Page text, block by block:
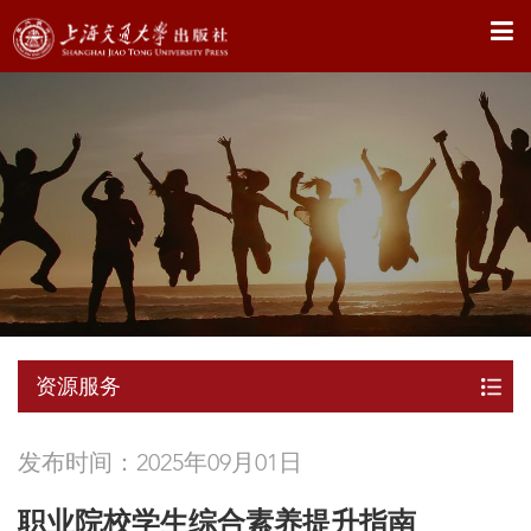
X
资源服务
发布时间：2025年09月01日
职业院校学生综合素养提升指南